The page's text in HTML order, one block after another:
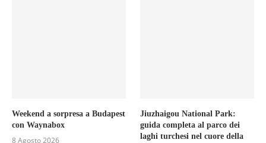
Weekend a sorpresa a Budapest
con Waynabox
8 Agosto 2026
Jiuzhaigou National Park:
guida completa al parco dei
laghi turchesi nel cuore della